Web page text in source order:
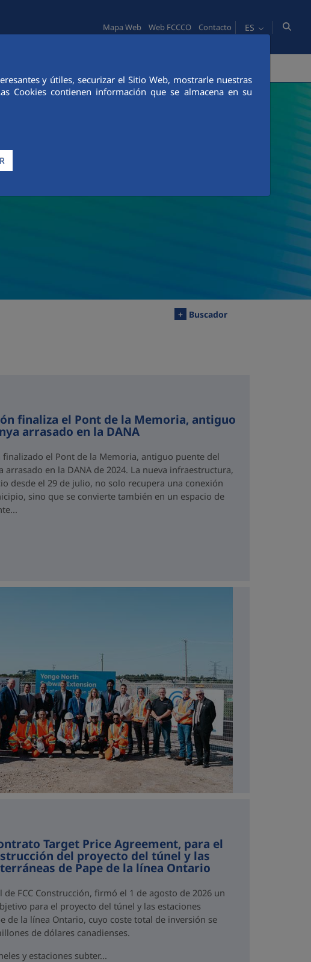
y útiles, securizar el Sitio Web, mostrarle nuestras
Cookies contienen información que se almacena en su
Mapa Web Web FCCCO Contacto ES
+ Buscador
finaliza el Pont de la Memoria, antiguo
arrasado en la DANA
finalizado el Pont de la Memoria, antiguo puente del
arrasado en la DANA de 2024. La nueva infraestructura,
desde el 29 de julio, no solo recupera una conexión
sino que se convierte también en un espacio de
Target Price Agreement, para el
del proyecto del túnel y las
de Pape de la línea Ontario
de FCC Construcción, firmó el 1 de agosto de 2026 un
para el proyecto del túnel y las estaciones
de la línea Ontario, cuyo coste total de inversión se
de dólares canadienses.
y estaciones subter...